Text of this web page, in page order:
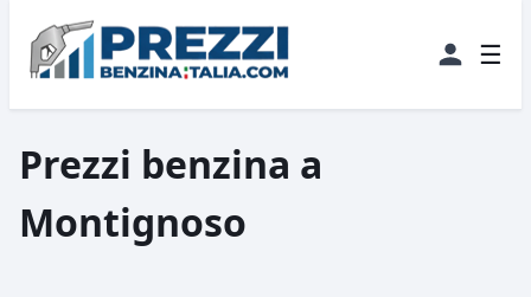
☰
Prezzi benzina a
Montignoso